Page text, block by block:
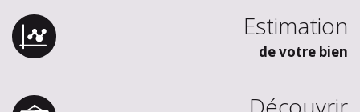
Estimation
de votre bien